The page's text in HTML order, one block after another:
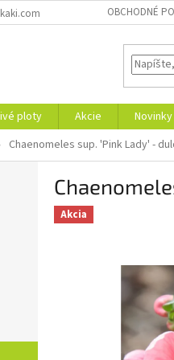
OBCHODNÉ
ploty Akcie
Chaenomeles sup. 'Pink Lady' -
Akcia